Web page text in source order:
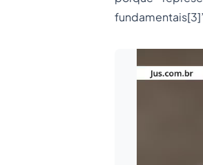
fundamentais[3]